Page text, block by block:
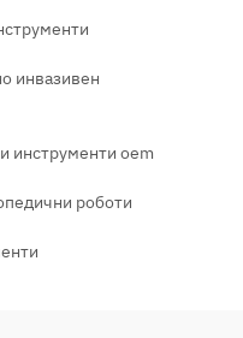
инвазивен
инструменти oem
роботи